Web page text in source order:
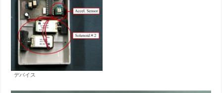
デバイス